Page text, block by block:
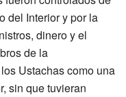
del Interior y por la
dinero y el
de la
Ustachas como una
sin que tuvieran